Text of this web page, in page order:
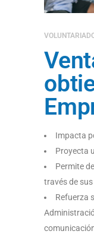
Impacta
Proyecta
Permite
través de
Refuerza